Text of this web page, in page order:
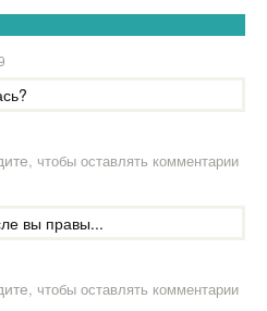
, чтобы оставлять комментарии
вы правы...
, чтобы оставлять комментарии